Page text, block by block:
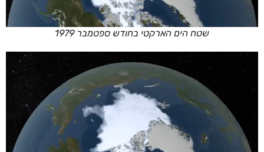
שטח הים הארקטי בחודש ספטמבר 1979